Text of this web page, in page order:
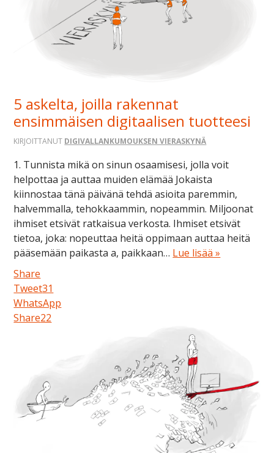
5 askelta, joilla rakennat
ensimmäisen digitaalisen tuotteesi
KIRJOITTANUT DIGIVALLANKUMOUKSEN VIERASKYNÄ
1. Tunnista mikä on sinun osaamisesi, jolla voit
helpottaa ja auttaa muiden elämää Jokaista
kiinnostaa tänä päivänä tehdä asioita paremmin,
halvemmalla, tehokkaammin, nopeammin. Miljoonat
ihmiset etsivät ratkaisua verkosta. Ihmiset etsivät
tietoa, joka: nopeuttaa heitä oppimaan auttaa heitä
pääsemään paikasta a, paikkaan… Lue lisää »
Share
Tweet31
WhatsApp
Share22